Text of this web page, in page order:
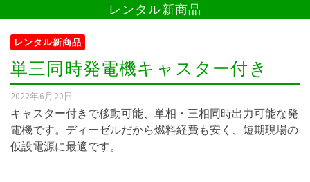
レンタル新商品
レンタル新商品
単三同時発電機キャスター付き
2022年6月20日
キャスター付きで移動可能、単相・三相同時出力可能な発
電機です。ディーゼルだから燃料経費も安く、短期現場の
仮設電源に最適です。